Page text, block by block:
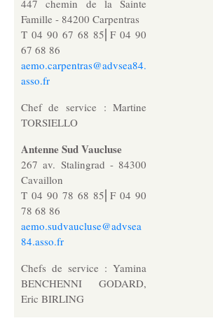
Note de l’index égalité hommes femmes
Actualités
Nous soutenir
447 chemin de la Sainte
Famille - 84200 Carpentras
T 04 90 67 68 85⎜F 04 90
67 68 86
aemo.carpentras@advsea84.
asso.fr
Chef de service : Martine
TORSIELLO
Antenne Sud Vaucluse
267 av. Stalingrad - 84300
Cavaillon
T 04 90 78 68 85⎜F 04 90
78 68 86
aemo.sudvaucluse@advsea
84.asso.fr
Chefs de service : Yamina
BENCHENNI GODARD,
Eric BIRLING